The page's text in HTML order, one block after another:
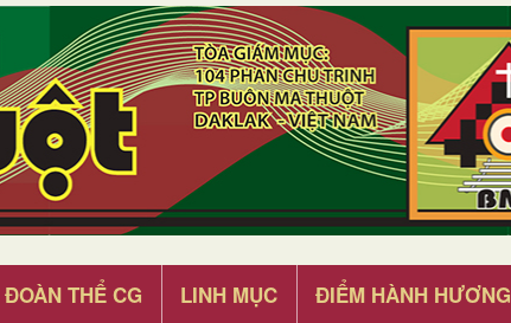
ĐOÀN THỂ CG LINH MỤC ĐIỂM HÀNH HƯƠNG